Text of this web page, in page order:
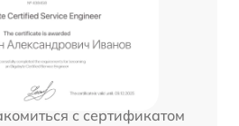
с сертификатом